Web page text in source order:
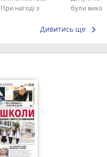
нагоді з
були
Дивитись ще keyboard_arrow_right